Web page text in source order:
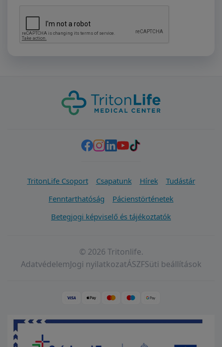
TritonLife Csoport Csapatunk Hírek
Tudástár
Fenntarthatóság
Pácienstörténetek
Betegjogi képviselő és tájékoztatók
© 2026 Tritonlife.
AdatvédelemJogi nyilatkozatÁSZFSüti beállítások